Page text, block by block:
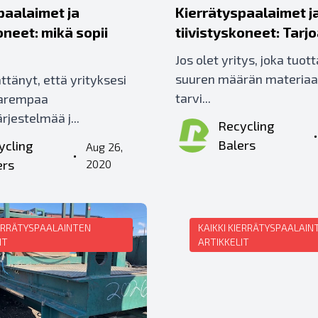
ja
mikä sopii
että yrityksesi
j...
•
Aug 26,
2020
Kierrätyspaalaimet
tiivistyskoneet:
Jos olet yritys, joka
suuren määrän
tarvi...
Recycling
Balers
•
KAIKKI
ARTIKKELIT